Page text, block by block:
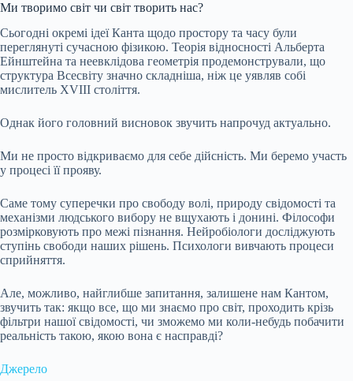
Ми творимо світ чи світ творить нас?
Сьогодні окремі ідеї Канта щодо простору та часу були
переглянуті сучасною фізикою. Теорія відносності Альберта
Ейнштейна та неевклідова геометрія продемонстрували, що
структура Всесвіту значно складніша, ніж це уявляв собі
мислитель XVIII століття.
Однак його головний висновок звучить напрочуд актуально.
Ми не просто відкриваємо для себе дійсність. Ми беремо участь
у процесі її прояву.
Саме тому суперечки про свободу волі, природу свідомості та
механізми людського вибору не вщухають і донині. Філософи
розмірковують про межі пізнання. Нейробіологи досліджують
ступінь свободи наших рішень. Психологи вивчають процеси
сприйняття.
Але, можливо, найглибше запитання, залишене нам Кантом,
звучить так: якщо все, що ми знаємо про світ, проходить крізь
фільтри нашої свідомості, чи зможемо ми коли-небудь побачити
реальність такою, якою вона є насправді?
Джерело